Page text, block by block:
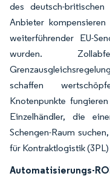
des deutsch-
Anbieter
weiterführender EU-
wurden.
schaffen
Knotenpunkte
Einzelhändler, die
Schengen-Raum
für Kontraktlogistik